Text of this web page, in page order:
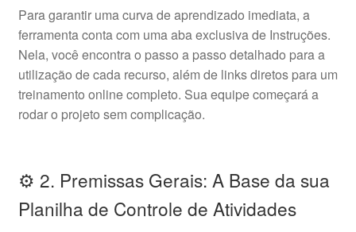
Para garantir uma curva de aprendizado imediata, a
ferramenta conta com uma aba exclusiva de Instruções.
Nela, você encontra o passo a passo detalhado para a
utilização de cada recurso, além de links diretos para um
treinamento online completo. Sua equipe começará a
rodar o projeto sem complicação.
⚙️ 2. Premissas Gerais: A Base da sua
Planilha de Controle de Atividades